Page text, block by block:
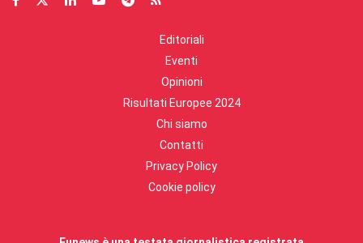
Editoriali
Eventi
Opinioni
Risultati Europee 2024
Chi siamo
Contatti
Privacy Policy
Cookie policy